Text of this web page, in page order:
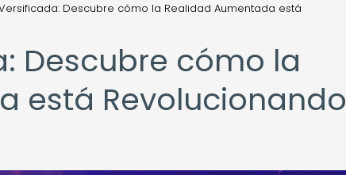
Descubre cómo la Realidad Aumentada está
Descubre cómo la
está Revolucionando